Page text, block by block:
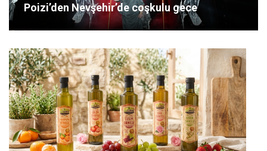
Poizi’den Nevşehir’de coşkulu gece